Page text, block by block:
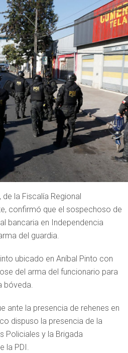
la Fiscalía Regional
confirmó que el sospechoso de
bancaria en Independencia
del guardia.
ubicado en Aníbal Pinto con
del arma del funcionario para
bóveda.
ante la presencia de rehenes en
dispuso la presencia de la
Policiales y la Brigada
la PDI.